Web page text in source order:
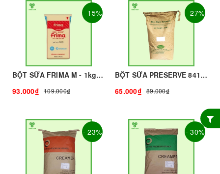
- 15%
BỘT SỮA FRIMA M - 1kg - FRIMA | Nguyên liệu pha chế - TOBEE FOOD
93.000₫ 109.000₫
- 27%
BỘT SỮA PRESERVE 841 - 25kg - PRESERVE 841 | Bột Sữa làm Trà Sữa - TOBEE FOOD
65.000₫ 89.000₫
- 23% - 30%